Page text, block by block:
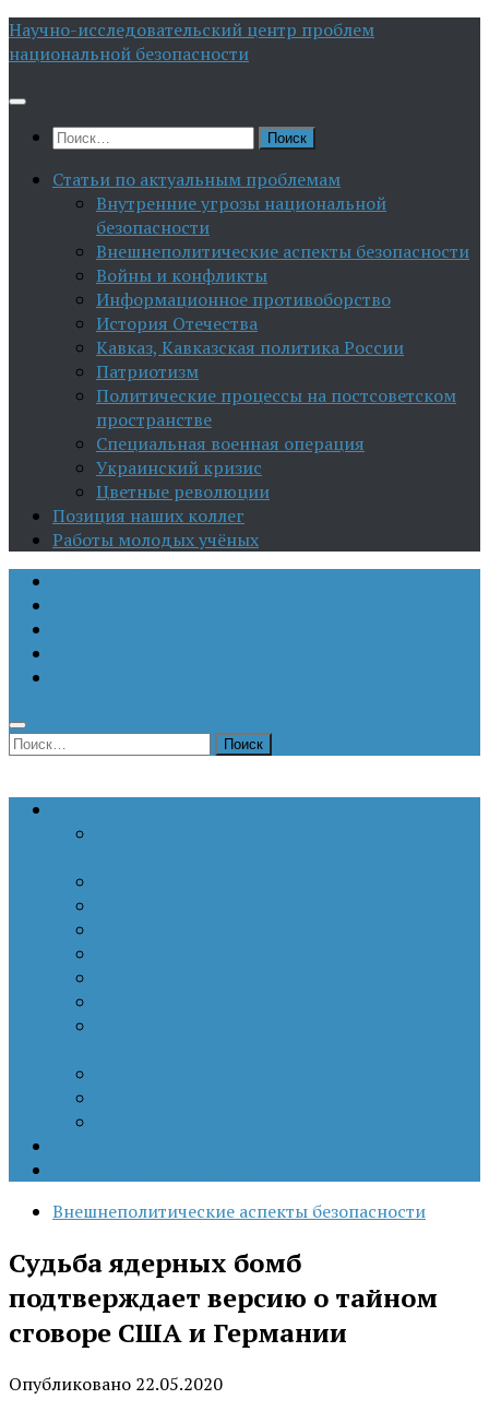
Перейти
к
Научно-исследовательский центр проблем
национальной безопасности
Найти:
Статьи по актуальным проблемам
Внутренние угрозы национальной
безопасности
Внешнеполитические аспекты безопасности
Войны и конфликты
Информационное противоборство
История Отечества
Кавказ, Кавказская политика России
Патриотизм
Политические процессы на постсоветском
пространстве
Специальная военная операция
Украинский кризис
Цветные революции
Позиция наших коллег
Работы молодых учёных
Найти:
Внешнеполитические аспекты безопасности
Судьба ядерных бомб
подтверждает версию о тайном
сговоре США и Германии
Опубликовано 22.05.2020